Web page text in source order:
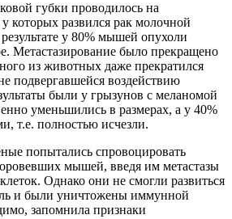
губки проводилось на
которых развился рак молочной
у 80% мышей опухоли
Метастазирование было прекращено
из животных даже прекратился
подвергавшейся воздействию
были у грызунов с меланомой
уменьшились в размерах, а у 40%
т.е. полностью исчезли.
попытались спровоцировать
мышей, введя им метастазы
Однако они не смогли развиться
и были уничтожены иммунной
запомнила признаки